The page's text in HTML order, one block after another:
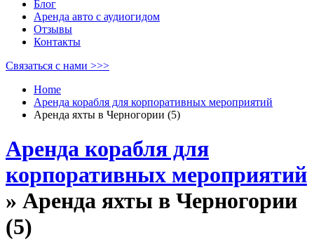
Блог
Аренда авто с аудиогидом
Отзывы
Контакты
Связаться с нами >>>
Home
Аренда корабля для корпоративных мероприятий
Аренда яхты в Черногории (5)
Аренда корабля для
корпоративных мероприятий
» Аренда яхты в Черногории
(5)